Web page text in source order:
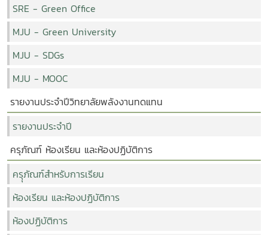
SRE - Green Office
MJU - Green University
MJU - SDGs
MJU - MOOC
รายงานประจำปีวิทยาลัยพลังงานทดแทน
รายงานประจำปี
ครุภัณฑ์ ห้องเรียน และห้องปฏิบัติการ
ครุุภัณฑ์สำหรับการเรียน
ห้องเรียน และห้องปฏิบัติการ
ห้องปฏิบัติการ